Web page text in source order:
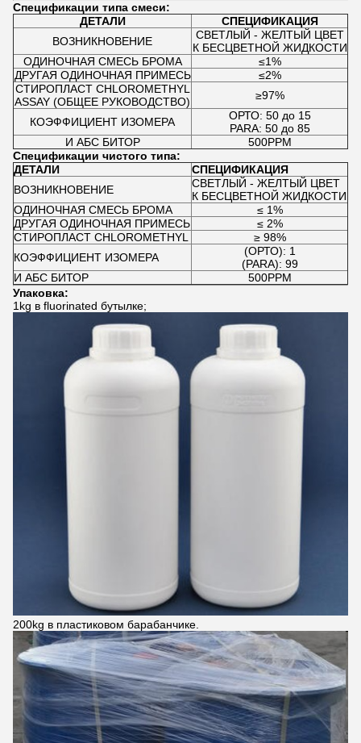
Спецификации типа смеси:
ДЕТАЛИ
СПЕЦИФИКАЦИЯ
ВОЗНИКНОВЕНИЕ
СВЕТЛЫЙ - ЖЕЛТЫЙ ЦВЕТ
К БЕСЦВЕТНОЙ ЖИДКОСТИ
ОДИНОЧНАЯ СМЕСЬ БРОМА
≤1%
ДРУГАЯ ОДИНОЧНАЯ ПРИМЕСЬ
≤2%
СТИРОПЛАСТ CHLOROMETHYL
ASSAY (ОБЩЕЕ РУКОВОДСТВО)
≥97%
КОЭФФИЦИЕНТ ИЗОМЕРА
ОРТО: 50 до 15
PARA: 50 до 85
И АБС БИТОР
500PPM
Спецификации чистого типа:
ДЕТАЛИ
СПЕЦИФИКАЦИЯ
ВОЗНИКНОВЕНИЕ
СВЕТЛЫЙ - ЖЕЛТЫЙ ЦВЕТ
К БЕСЦВЕТНОЙ ЖИДКОСТИ
ОДИНОЧНАЯ СМЕСЬ БРОМА
≤ 1%
ДРУГАЯ ОДИНОЧНАЯ ПРИМЕСЬ
≤ 2%
СТИРОПЛАСТ CHLOROMETHYL
≥ 98%
КОЭФФИЦИЕНТ ИЗОМЕРА
(ОРТО): 1
(PARA): 99
И АБС БИТОР
500PPM
Упаковка:
1kg в fluorinated бутылке;
200kg в пластиковом барабанчике.